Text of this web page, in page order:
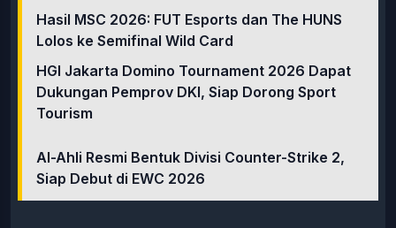
Hasil MSC 2026: FUT Esports dan The HUNS
Lolos ke Semifinal Wild Card
HGI Jakarta Domino Tournament 2026 Dapat
Dukungan Pemprov DKI, Siap Dorong Sport
Tourism
Al-Ahli Resmi Bentuk Divisi Counter-Strike 2,
Siap Debut di EWC 2026